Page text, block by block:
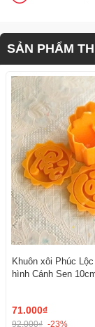
SẢN PHẨM
Khuôn xôi Phúc
hình Cánh Sen
71.000₫
92.000₫ -23%